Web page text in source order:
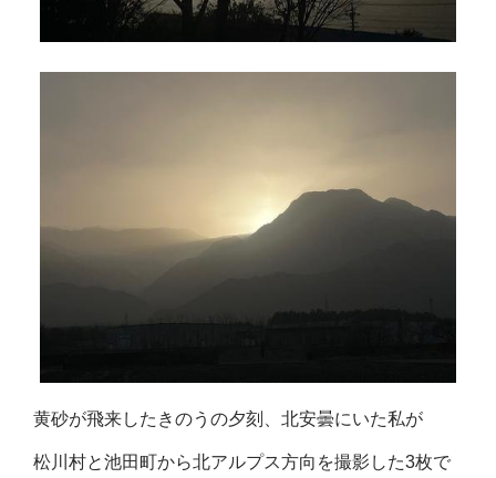
黄砂が飛来したきのうの夕刻、北安曇にいた私が
松川村と池田町から北アルプス方向を撮影した3枚で